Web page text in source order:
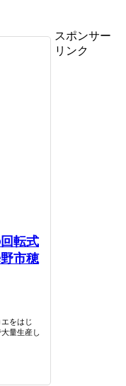
転式
市穂
をはじ
量生産し
スポンサー
リンク